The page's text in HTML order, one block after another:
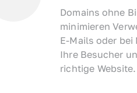
Domains ohne
minimieren
E-Mails oder
Ihre Besucher
richtige Website.